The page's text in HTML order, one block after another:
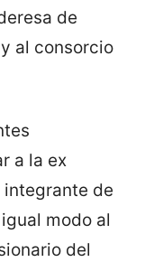
de
al consorcio
a la ex
de
modo al
del